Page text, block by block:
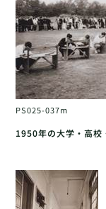
PS025-037m
1950年の大学・高校